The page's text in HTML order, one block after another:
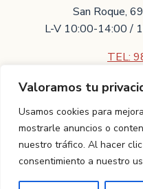
Valoramos tu
Usamos cookies para
mostrarle anuncios o
nuestro tráfico. Al hacer
consentimiento a nuestro
San Roque,
L-V 10:00-14:00 /
TEL:
Villarreal Asesores
Proyecto realizado por